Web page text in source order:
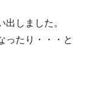
しました。
ったり・・・と